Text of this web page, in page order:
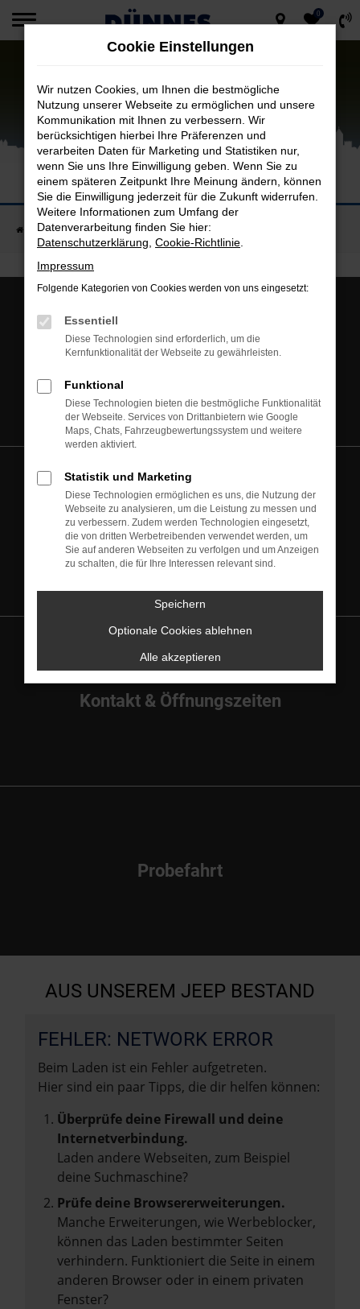
Zum
0
IHR PARTNER FÜR JEEP
Bei uns finden Sie Ihr Traumauto
Startseite Jeep
Terminvereinbarung
Jeep Service
Kontakt & Öffnungszeiten
Probefahrt
AUS UNSEREM JEEP BESTAND
FEHLER: NETWORK ERROR
Beim Laden ist ein Fehler aufgetreten.
Hier sind ein paar Tipps, die dir helfen können:
Überprüfe deine Firewall und deine
Internetverbindung.
Laden andere Webseiten, zum Beispiel
deine Suchmaschine?
Prüfe deine Browsererweiterungen.
Manche Erweiterungen, wie Werbeblocker,
können das Laden bestimmter Seiten
verhindern. Funktioniert die Seite in einem
anderen Browser oder in einem privaten
Fenster?
Cookie Einstellungen
Wir nutzen Cookies, um Ihnen die bestmögliche
Nutzung unserer Webseite zu ermöglichen und unsere
Kommunikation mit Ihnen zu verbessern. Wir
berücksichtigen hierbei Ihre Präferenzen und
verarbeiten Daten für Marketing und Statistiken nur,
wenn Sie uns Ihre Einwilligung geben. Wenn Sie zu
einem späteren Zeitpunkt Ihre Meinung ändern, können
Sie die Einwilligung jederzeit für die Zukunft widerrufen.
Weitere Informationen zum Umfang der
Datenverarbeitung finden Sie hier:
Datenschutzerklärung Cookie-Richtlinie
Impressum
Folgende Kategorien von Cookies werden von uns eingesetzt:
Essentiell
Diese Technologien sind erforderlich, um die
Kernfunktionalität der Webseite zu gewährleisten.
Funktional
Diese Technologien bieten die bestmögliche Funktionalität
der Webseite. Services von Drittanbietern wie Google
Maps, Chats, Fahrzeugbewertungssystem und weitere
werden aktiviert.
Statistik und Marketing
Diese Technologien ermöglichen es uns, die Nutzung der
Webseite zu analysieren, um die Leistung zu messen und
zu verbessern. Zudem werden Technologien eingesetzt,
die von dritten Werbetreibenden verwendet werden, um
Sie auf anderen Webseiten zu verfolgen und um Anzeigen
zu schalten, die für Ihre Interessen relevant sind.
Speichern
Optionale Cookies ablehnen
Alle akzeptieren